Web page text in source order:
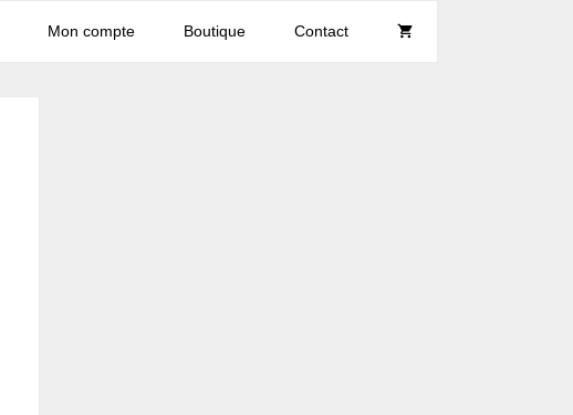
Mon compte Boutique Contact